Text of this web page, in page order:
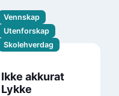
Vennskap
Utenforskap
Skolehverdag
Ikke akkurat
Lykke